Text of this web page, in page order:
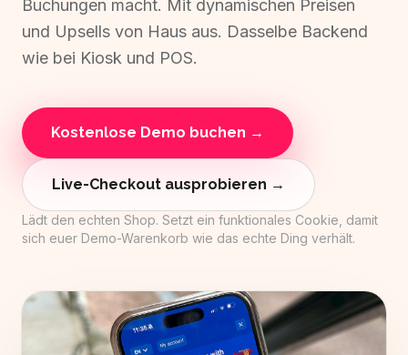
Buchungen macht. Mit dynamischen Preisen
und Upsells von Haus aus. Dasselbe Backend
wie bei Kiosk und POS.
Kostenlose Demo buchen →
Live-Checkout ausprobieren →
Lädt den echten Shop. Setzt ein funktionales Cookie, damit
sich euer Demo-Warenkorb wie das echte Ding verhält.